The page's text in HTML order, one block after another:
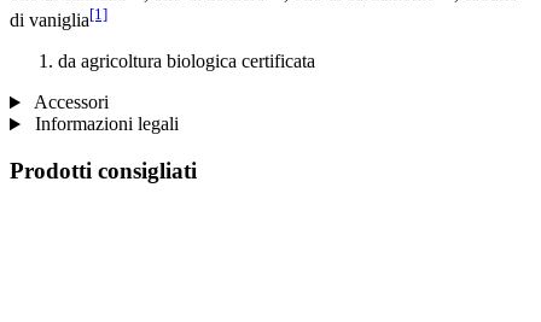
di vaniglia[1]
da agricoltura biologica certificata
Accessori
Informazioni legali
Prodotti consigliati